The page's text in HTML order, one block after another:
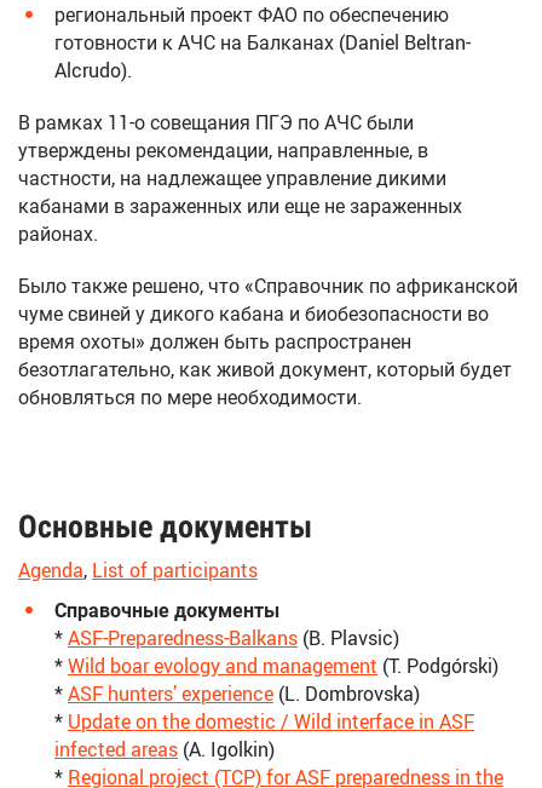
региональный проект ФАО по обеспечению
готовности к АЧС на Балканах (Daniel Beltran-
Alcrudo).
В рамках 11-о совещания ПГЭ по АЧС были
утверждены рекомендации, направленные, в
частности, на надлежащее управление дикими
кабанами в зараженных или еще не зараженных
районах.
Было также решено, что «Справочник по африканской
чуме свиней у дикого кабана и биобезопасности во
время охоты» должен быть распространен
безотлагательно, как живой документ, который будет
обновляться по мере необходимости.
Основные документы
Agenda, List of participants
Справочныедокументы
*ASF-Preparedness-Balkans (B. Plavsic)
*Wild boar evology and management (T. Podgórski)
*ASF hunters’ experience (L. Dombrovska)
* Update on the domestic / Wild interface in ASF
infected areas (A. Igolkin)
* Regional project (TCP) for ASF preparedness in the